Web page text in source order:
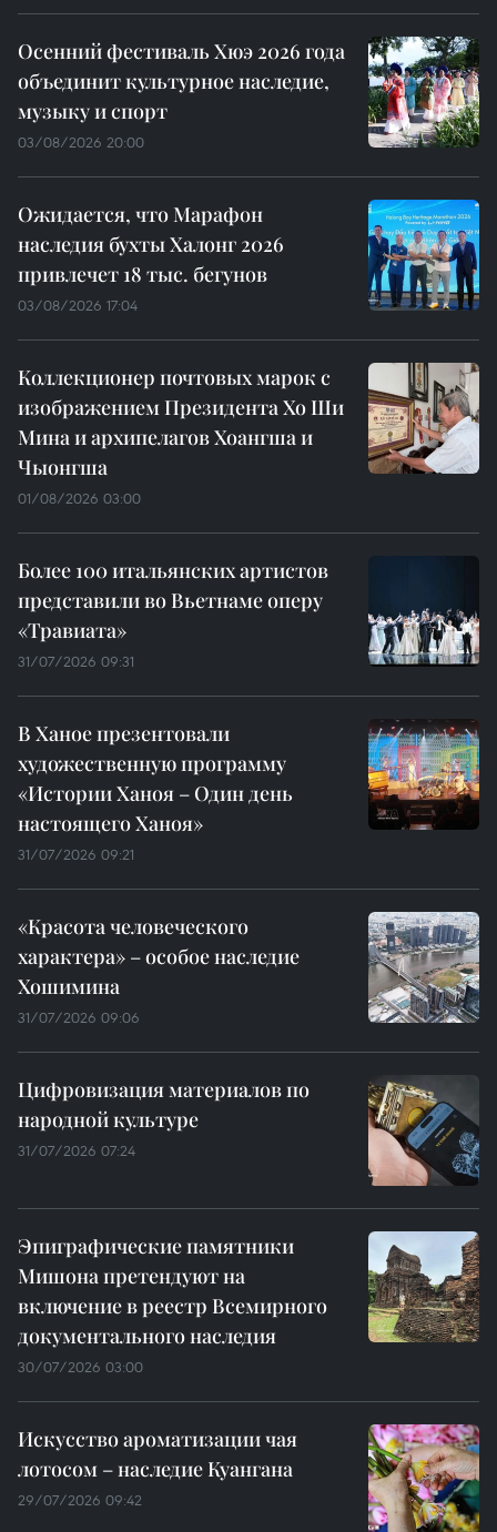
Осенний фестиваль Хюэ 2026 года
объединит культурное наследие,
музыку и спорт
03/08/2026 20:00
Ожидается, что Марафон
наследия бухты Халонг 2026
привлечет 18 тыс. бегунов
03/08/2026 17:04
Коллекционер почтовых марок с
изображением Президента Хо Ши
Мина и архипелагов Хоангша и
Чыонгша
01/08/2026 03:00
Более 100 итальянских артистов
представили во Вьетнаме оперу
«Травиата»
31/07/2026 09:31
В Ханое презентовали
художественную программу
«Истории Ханоя – Один день
настоящего Ханоя»
31/07/2026 09:21
«Красота человеческого
характера» – особое наследие
Хошимина
31/07/2026 09:06
Цифровизация материалов по
народной культуре
31/07/2026 07:24
Эпиграфические памятники
Мишона претендуют на
включение в реестр Всемирного
документального наследия
30/07/2026 03:00
Искусство ароматизации чая
лотосом – наследие Куангана
29/07/2026 09:42